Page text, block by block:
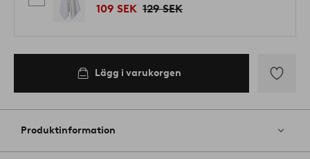
109 SEK 129 SEK
Lägg i varukorgen
till
favoriter
Produktinformation